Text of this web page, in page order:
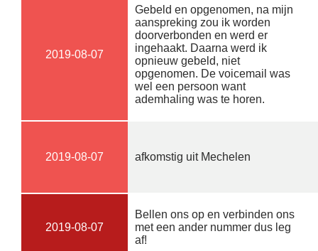
2019-08-07
Gebeld en opgenomen, na mijn
aanspreking zou ik worden
doorverbonden en werd er
ingehaakt. Daarna werd ik
opnieuw gebeld, niet
opgenomen. De voicemail was
wel een persoon want
ademhaling was te horen.
2019-08-07 afkomstig uit Mechelen
2019-08-07
Bellen ons op en verbinden ons
met een ander nummer dus leg
af!